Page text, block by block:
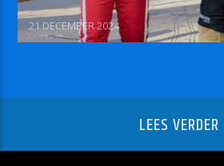
21 DECEMBER 2024
LEES VERDER